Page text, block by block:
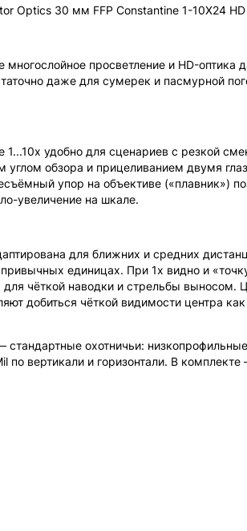
Optics 30 мм FFP Constantine 1-10X24 HD
просветление и HD-
даже для сумерек и пасмурной
1...10x удобно для сценариев с резкой
углом обзора и прицеливанием двумя
упор на объективе («плавник»)
увеличение на шкале.
для ближних и средних
единицах. При 1x видно и
чёткой наводки и стрельбы выносом.
добиться чёткой видимости центра
стандартные охотничьи:
вертикали и горизонтали. В